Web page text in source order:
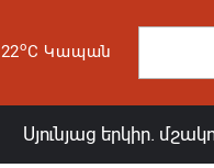
22oC Կապան
Սյունյաց երկիր.